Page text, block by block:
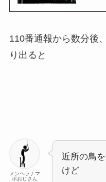
110番通報から数分後
り出ると
メンヘラナマ
ポおじさん
近所の鳥
けど